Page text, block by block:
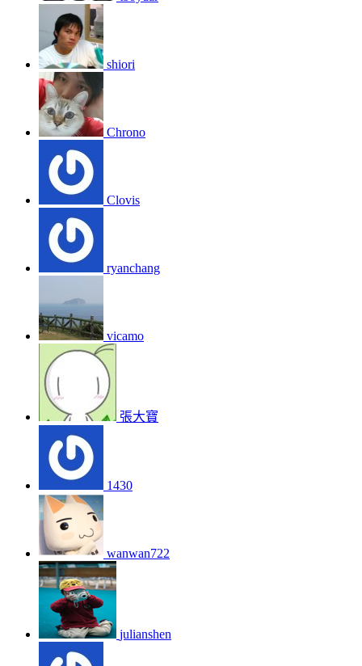
shiori
Chrono
Clovis
ryanchang
vicamo
張大寶
1430
wanwan722
julianshen